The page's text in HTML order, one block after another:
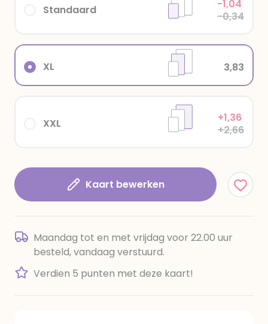
XXL
+1,36
+2,66
XL 3,83
Standaard
-1,04
-0,34
Kaart bewerken
Maandag tot en met vrijdag voor 22.00 uur
besteld, vandaag verstuurd.
Verdien 5 punten met deze kaart!